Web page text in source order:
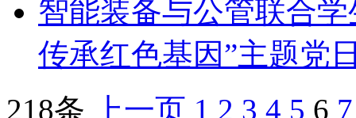
智能装备与公管联合
传承红色基因”主题党
218条
上一页 1 2 3 4 5 6 7